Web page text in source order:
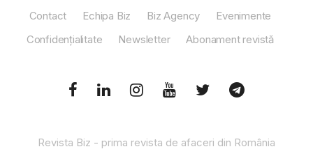
Contact Echipa Biz Biz Agency
Evenimente
Confidențialitate
Newsletter Abonament revistă
Revista Biz - prima revista de afaceri din România